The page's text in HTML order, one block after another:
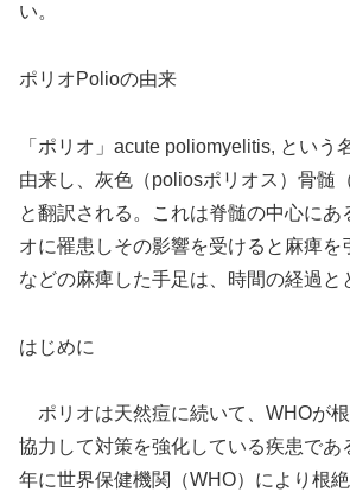
い。
ポリオPolioの由来
「ポリオ」acute poliomyelitis, という
由来し、灰色（poliosポリオス）骨髄
と翻訳される。これは脊髄の中心にあ
オに罹患しその影響を受けると麻痺を
などの麻痺した手足は、時間の経過と
はじめに
ポリオは天然痘に続いて、WHOが
協力して対策を強化している疾患であ
年に世界保健機関（WHO）により根絶